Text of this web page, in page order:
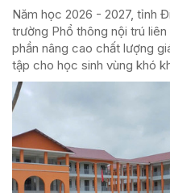
Năm học 2026 - 2027, tỉnh
trường Phổ thông nội trú
phần nâng cao chất lượng
tập cho học sinh vùng khó